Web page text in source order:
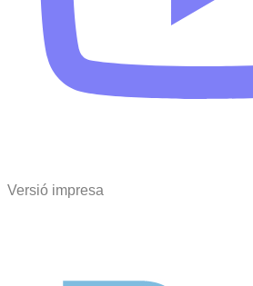
Versió impresa